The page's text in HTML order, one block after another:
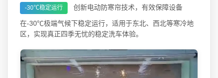
-30℃稳定运行 创新电动防寒帘技术，有效保障设备
在-30℃极端气候下稳定运行，适用于东北、西北等寒冷地
区，实现真正四季无忧的稳定洗车体验。